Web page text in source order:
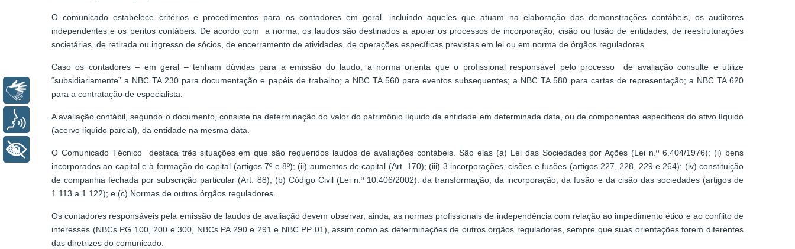
O comunicado estabelece critérios e procedimentos para os contadores em geral, incluindo aqueles que atuam na elaboração das demonstrações contábeis, os auditores
independentes e os peritos contábeis. De acordo com a norma, os laudos são destinados a apoiar os processos de incorporação, cisão ou fusão de entidades, de reestruturações
societárias, de retirada ou ingresso de sócios, de encerramento de atividades, de operações específicas previstas em lei ou em norma de órgãos reguladores.
Caso os contadores – em geral – tenham dúvidas para a emissão do laudo, a norma orienta que o profissional responsável pelo processo de avaliação consulte e utilize
“subsidiariamente” a NBC TA 230 para documentação e papéis de trabalho; a NBC TA 560 para eventos subsequentes; a NBC TA 580 para cartas de representação; a NBC TA 620
para a contratação de especialista.
A avaliação contábil, segundo o documento, consiste na determinação do valor do patrimônio líquido da entidade em determinada data, ou de componentes específicos do ativo líquido
(acervo líquido parcial), da entidade na mesma data.
O Comunicado Técnico destaca três situações em que são requeridos laudos de avaliações contábeis. São elas (a) Lei das Sociedades por Ações (Lei n.º 6.404/1976): (i) bens
incorporados ao capital e à formação do capital (artigos 7º e 8º); (ii) aumentos de capital (Art. 170); (iii) 3 incorporações, cisões e fusões (artigos 227, 228, 229 e 264); (iv) constituição
de companhia fechada por subscrição particular (Art. 88); (b) Código Civil (Lei n.º 10.406/2002): da transformação, da incorporação, da fusão e da cisão das sociedades (artigos de
1.113 a 1.122); e (c) Normas de outros órgãos reguladores.
Os contadores responsáveis pela emissão de laudos de avaliação devem observar, ainda, as normas profissionais de independência com relação ao impedimento ético e ao conflito de
interesses (NBCs PG 100, 200 e 300, NBCs PA 290 e 291 e NBC PP 01), assim como as determinações de outros órgãos reguladores, sempre que suas orientações forem diferentes
das diretrizes do comunicado.
Voz
+ Acessibilidade